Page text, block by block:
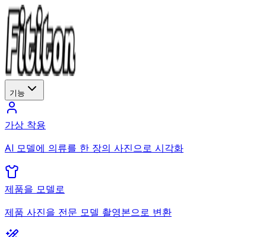
기능
가상 착용
AI 모델에 의류를 한 장의 사진으로 시각화
제품을 모델로
제품 사진을 전문 모델 촬영본으로 변환